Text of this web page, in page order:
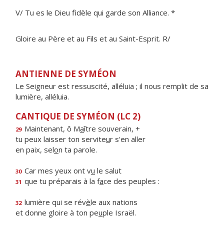
V/ Tu es le Dieu fidèle qui garde son Alliance. *
Gloire au Père et au Fils et au Saint-Esprit. R/
ANTIENNE DE SYMÉON
Le Seigneur est ressuscité, alléluia ; il nous remplit de sa
lumière, alléluia.
CANTIQUE DE SYMÉON (LC 2)
29 Maintenant, ô Maître souverain, +
tu peux laisser ton serviteur s'en aller
en paix, selon ta parole.
30 Car mes yeux ont vu le salut
31 que tu préparais à la face des peuples :
32 lumière qui se révèle aux nations
et donne gloire à ton peuple Israël.